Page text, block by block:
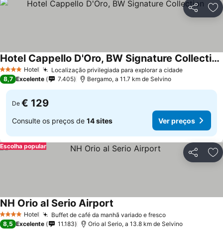
Partilhar
4 EstrelasHotel Localização privilegiada para explorar a cidade
Hotel Cappello D'Oro, BW Signature Collection
8,7 Excelente 7.405 Bergamo, a 11.7 km de Selvino
De € 129
Consulte os preços de 14 sites Ver preços
Partilhar
Escolha popular
4 EstrelasHotel Buffet de café da manhã variado e fresco
NH Orio al Serio Airport
8,5 Excelente 11.183 Orio al Serio, a 13.8 km de Selvino